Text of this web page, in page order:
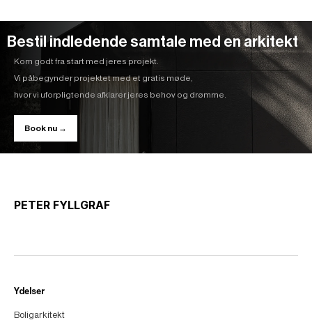
Bestil indledende samtale med en arkitekt
Kom godt fra start med jeres projekt.
Vi påbegynder projektet med et gratis møde,
hvor vi uforpligtende afklarer jeres behov og drømme.
Book nu →
PETER FYLLGRAF
Ydelser
Boligarkitekt